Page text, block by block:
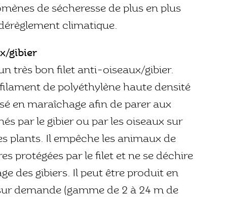
de sécheresse de plus en plus
climatique.
gibier
très bon filet anti-oiseaux/gibier.
de polyéthylène haute densité
en maraîchage afin de parer aux
par le gibier ou par les oiseaux sur
plants. Il empêche les animaux de
protégées par le filet et ne se déchire
des gibiers. Il peut être produit en
demande (gamme de 2 à 24 m de